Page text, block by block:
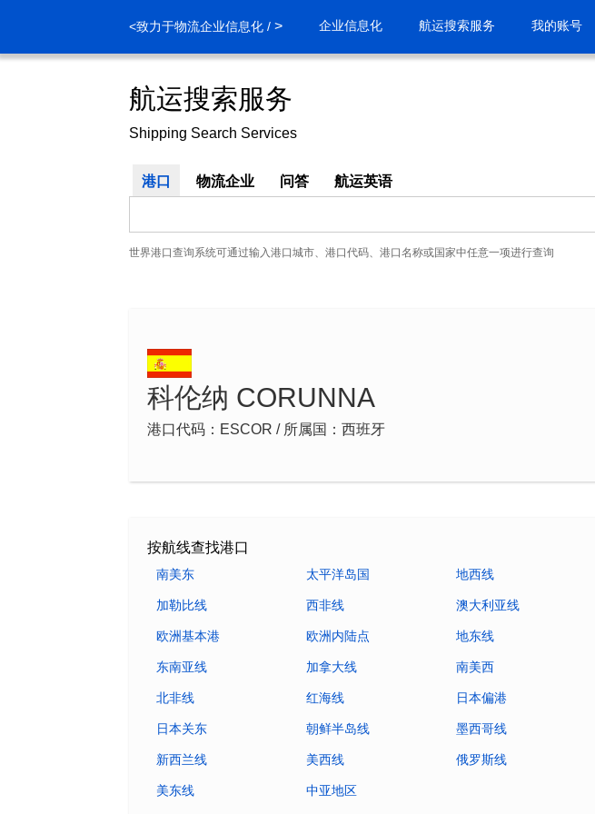
<致力于物流企业信息化 / > 企业信息化 航运搜索服务 我的账号
航运搜索服务
Shipping Search Services
港口 物流企业 问答 航运英语
世界港口查询系统可通过输入港口城市、港口代码、港口名称或国家中任意一项进行查询
科伦纳 CORUNNA
港口代码：ESCOR / 所属国：西班牙
按航线查找港口
南美东 太平洋岛国 地西线
加勒比线 西非线 澳大利亚线
欧洲基本港 欧洲内陆点 地东线
东南亚线 加拿大线 南美西
北非线 红海线 日本偏港
日本关东 朝鲜半岛线 墨西哥线
新西兰线 美西线 俄罗斯线
美东线 中亚地区